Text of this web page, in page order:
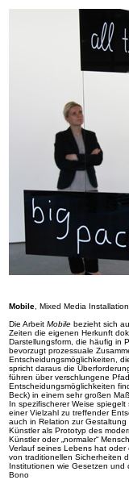
Mobile , Mixed Media
Die Arbeit Mobile bezieht sich
Zeiten die eigenen Herkunft
Darstellungsform, die häufig in
bevorzugt prozessuale
Entscheidungsmöglichkeiten,
spricht daraus die
führen über verschlungene
Entscheidungsmöglichkeiten
Beck) in einem sehr großen
In spezifischerer Weise
einer Vielzahl zu treffender
auch in Relation zur
Künstler als Prototyp des
Künstler oder „normaler“
Verlauf seines Lebens hat
von traditionellen Sicherheiten
Institutionen wie Gesetzen und
Bono